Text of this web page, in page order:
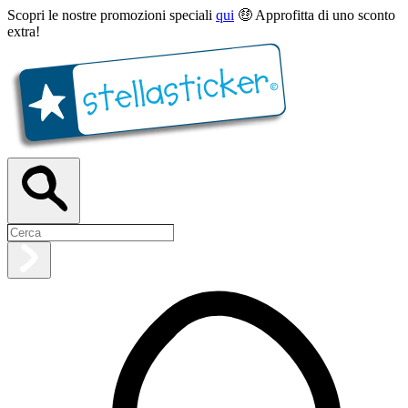
Scopri le nostre promozioni speciali qui 🤑 Approfitta di uno sconto
extra!